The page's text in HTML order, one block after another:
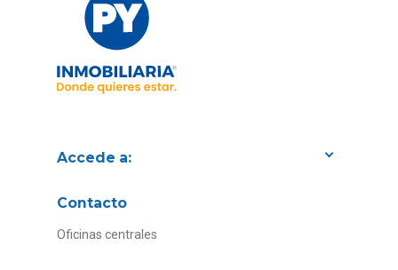
Accede a:
Canal de Transparencia
Contacto
Oficinas centrales